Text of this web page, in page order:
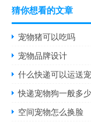
猜你想看的文章
宠物猪可以吃吗
宠物品牌设计
什么快递可以运送
快递宠物狗一般多
空间宠物怎么换脸